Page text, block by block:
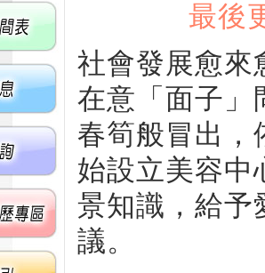
最後
社會發展愈來
在意「面子」
春筍般冒出，
始設立美容中
景知識，給予
議。